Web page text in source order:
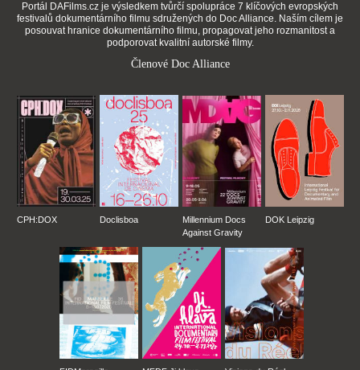
Portál DAFilms.cz je výsledkem tvůrčí spolupráce 7 klíčových evropských
festivalů dokumentárního filmu sdružených do Doc Alliance. Naším cílem je
posouvat hranice dokumentárního filmu, propagovat jeho rozmanitost a
podporovat kvalitní autorské filmy.
Členové Doc Alliance
CPH:DOX Doclisboa
Millennium Docs
Against Gravity
DOK Leipzig